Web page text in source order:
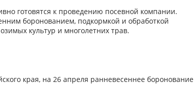
готовятся к проведению посевной компании.
боронованием, подкормкой и обработкой
культур и многолетних трав.
края, на 26 апреля ранневесеннее боронование